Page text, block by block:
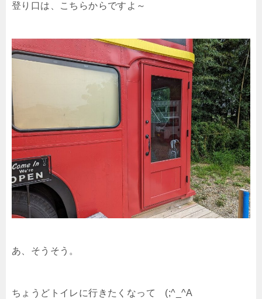
登り口は、こちらからですよ～
あ、そうそう。
ちょうどトイレに行きたくなって (;^_^A